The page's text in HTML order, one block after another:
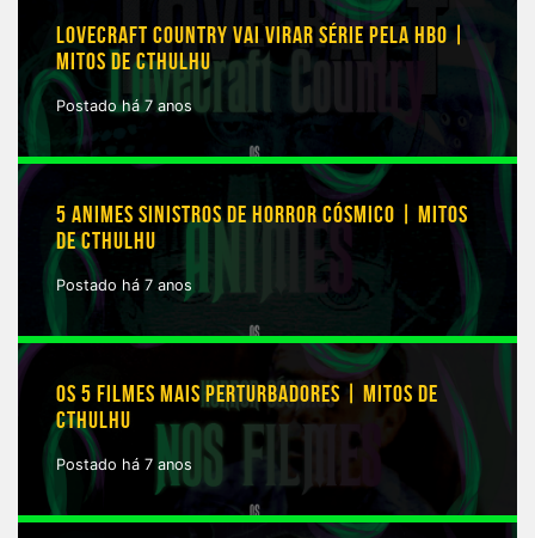
LOVECRAFT COUNTRY VAI VIRAR SÉRIE PELA HBO |
MITOS DE CTHULHU
Postado há 7 anos
5 ANIMES SINISTROS DE HORROR CÓSMICO | MITOS
DE CTHULHU
Postado há 7 anos
OS 5 FILMES MAIS PERTURBADORES | MITOS DE
CTHULHU
Postado há 7 anos